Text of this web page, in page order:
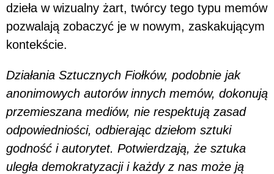
dzieła w wizualny żart, twórcy tego typu memów
pozwalają zobaczyć je w nowym, zaskakującym
kontekście.
Działania Sztucznych Fiołków, podobnie jak
anonimowych autorów innych memów, dokonują
przemieszana mediów, nie respektują zasad
odpowiedniości, odbierając dziełom sztuki
godność i autorytet. Potwierdzają, że sztuka
uległa demokratyzacji i każdy z nas może ją